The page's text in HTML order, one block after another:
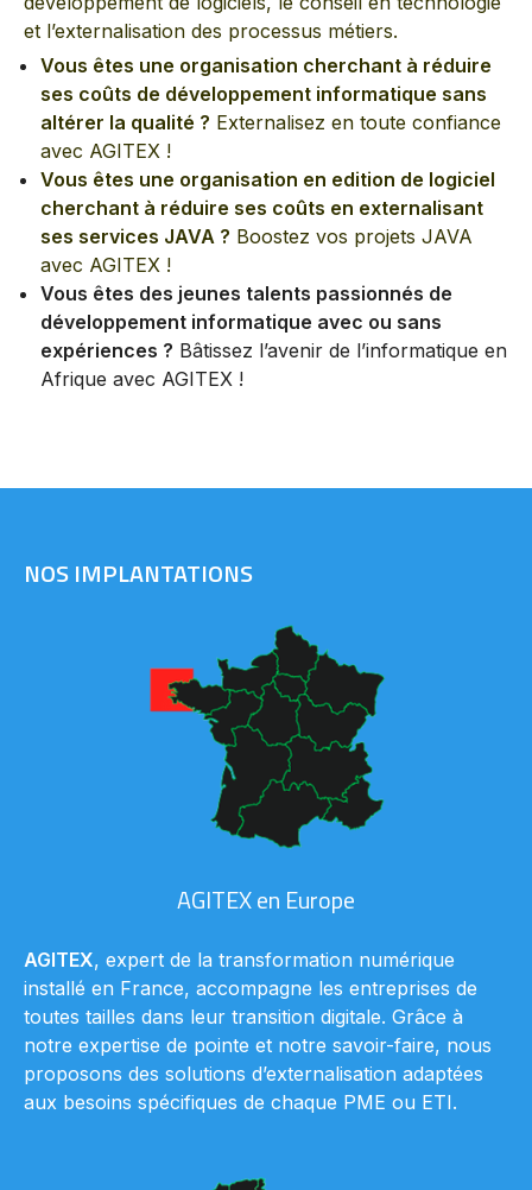
et l’externalisation des processus métiers.
Vous êtes une organisation cherchant à réduire
ses coûts de développement informatique sans
altérer la qualité ? Externalisez en toute confiance
avec AGITEX !
Vous êtes une organisation en edition de logiciel
cherchant à réduire ses coûts en externalisant
ses services JAVA ? Boostez vos projets JAVA
avec AGITEX !
Vous êtes des jeunes talents passionnés de
développement informatique avec ou sans
expériences ? Bâtissez l’avenir de l’informatique en
Afrique avec AGITEX !
NOS IMPLANTATIONS
AGITEX en Europe
AGITEX, expert de la transformation numérique
installé en France, accompagne les entreprises de
toutes tailles dans leur transition digitale. Grâce à
notre expertise de pointe et notre savoir-faire, nous
proposons des solutions d’externalisation adaptées
aux besoins spécifiques de chaque PME ou ETI.